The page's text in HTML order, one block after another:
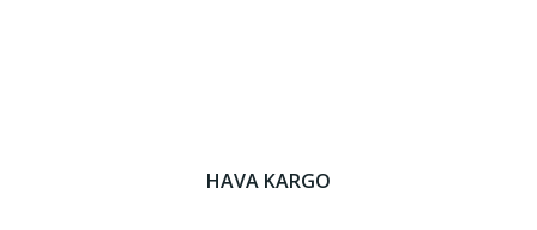
HAVA KARGO